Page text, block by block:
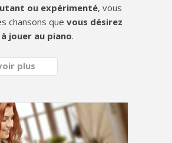
ou expérimenté, vous
chansons que vous désirez
jouer au piano.
plus